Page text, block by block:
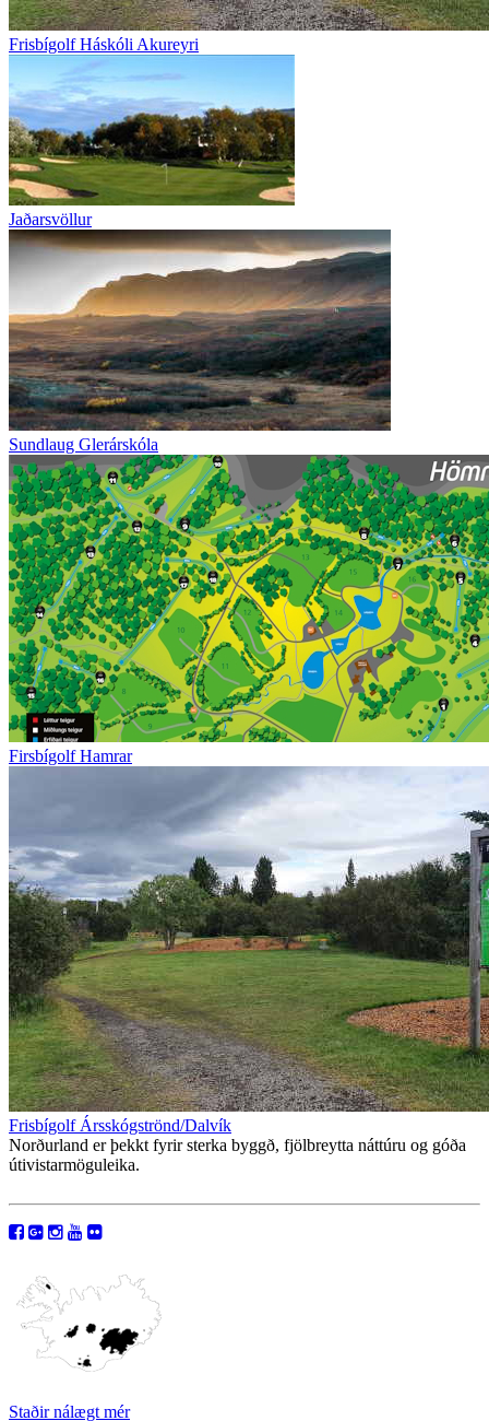
Frisbígolf Háskóli Akureyri
Jaðarsvöllur
Sundlaug Glerárskóla
Firsbígolf Hamrar
Frisbígolf Ársskógströnd/Dalvík
Norðurland er þekkt fyrir sterka byggð, fjölbreytta náttúru og góða
útivistarmöguleika.
Staðir nálægt mér